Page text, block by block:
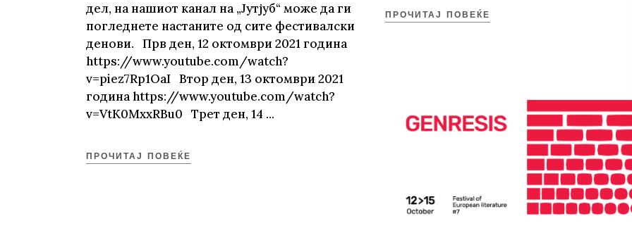
дел, на нашиот канал на „Јутјуб“ може да ги
погледнете настаните од сите фестивалски
денови. Прв ден, 12 октомври 2021 година
https://www.youtube.com/watch?
v=piez7Rp1OaI Втор ден, 13 октомври 2021
година https://www.youtube.com/watch?
v=VtK0MxxRBu0 Трет ден, 14
ПРОЧИТАЈ ПОВЕЌЕ
ПРОЧИТАЈ ПОВЕЌЕ